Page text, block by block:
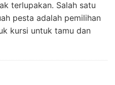
terlupakan. Salah satu
pesta adalah pemilihan
kursi untuk tamu dan